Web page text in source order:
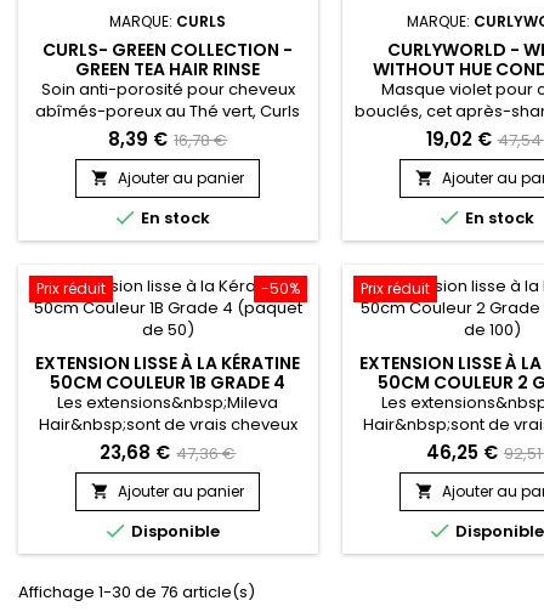
MARQUE: CURLS
CURLS- GREEN COLLECTION -
GREEN TEA HAIR RINSE
Soin anti-porosité pour cheveux
abîmés-poreux au Thé vert, Curls
Green Tea Hair Rinse est riche en
antioxydants et caféine, il aide à
stimuler les follicules pileux et à
encourager la croissance.&nbsp; Il
rétablit l'équilibre du pH et permet
de retrouver une structure de
les cheveux secs ou sensibilisés,
donne une...
8,39 € 16,78 €
 Ajouter au panier
 En stock
MARQUE:
CURLYWORLD -
WITHOUT HUE
Masque violet pour
bouclés, cet après-
idéal pour les
blancs et gris à la
neutralisation des
des tons cuivrés.
riche à base de
violets infuse la fibre
jaunes, tout en la
Curlyworld With or
19,02 €
 Ajouter au
 En stock
-50%
Prix réduit
EXTENSION LISSE À LA KÉRATINE
50CM COULEUR 1B GRADE 4
(PAQUET DE 50)
Les extensions&nbsp;Mileva
Hair&nbsp;sont de vrais cheveux
naturels, indétectables, qui se
fondent parfaitement dans votre
chevelure, en augmentant son
volume ou sa longueur.&nbsp;
Très soyeux, très doux ils sont 100%
rémy hair.&nbsp; &nbsp;Le cheveu
est très léger, souple et donne un
look très naturel.
23,68 € 47,36 €
 Ajouter au panier
 Disponible
Prix réduit
EXTENSION LISSE À
50CM COULEUR 2
(PAQUET DE
Les
Hair&nbsp;sont de
naturels,
fondent parfaitement
chevelure, en
volume ou sa
soyeux, très doux, ils
rémy hair.&nbsp; Le
46,25 €
 Ajouter au
 Disponible
Affichage 1-30 de 76 article(s)